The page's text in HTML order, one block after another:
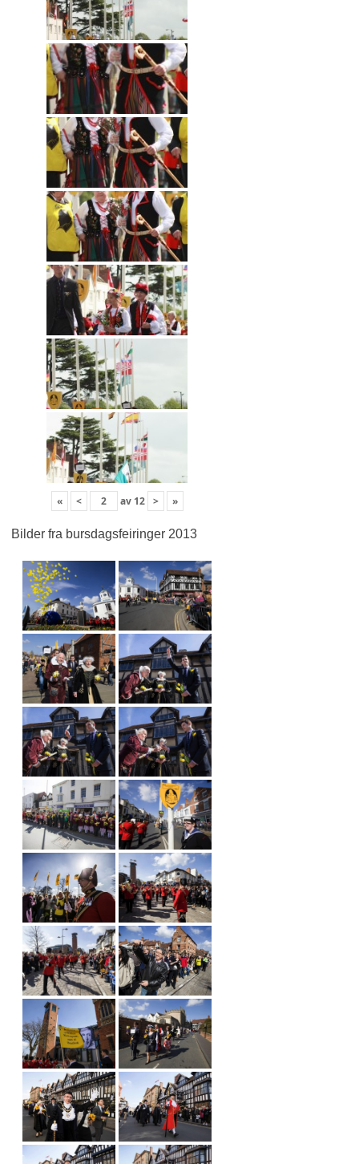
« < av 12 > »
Bilder fra bursdagsfeiringer 2013